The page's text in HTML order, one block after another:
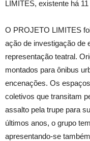
LIMITES, existente há 11
O PROJETO LIMITES
ação de investigação de
representação teatral.
montados para ônibus
encenações. Os
coletivos que transitam
assalto pela trupe para
últimos anos, o grupo
apresentando-se